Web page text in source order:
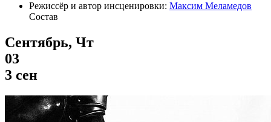
Режиссёр и автор инсценировки: Максим Меламедов
Состав
Сентябрь, Чт
03
3 сен